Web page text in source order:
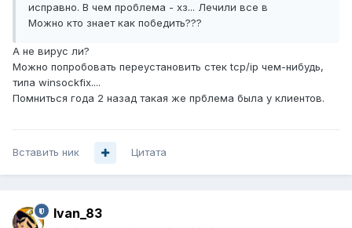
исправно. В чем проблема - хз... Лечили все в
Можно кто знает как победить???
А не вирус ли?
Можно попробовать переустановить стек tcp/ip чем-нибудь,
типа winsockfix....
Помниться года 2 назад такая же прблема была у клиентов.
Вставить ник Цитата
Ivan_83